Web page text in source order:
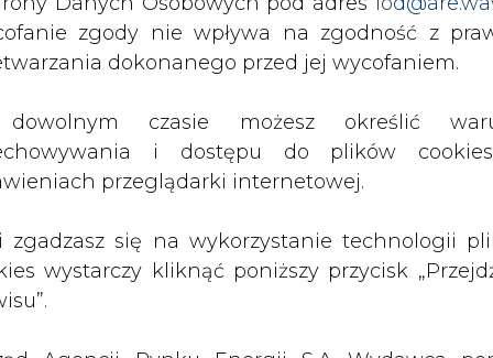
zgody nie wpływa na zgodność z
dokonanego przed jej wycofaniem.
czasie możesz określić
i dostępu do plików
przeglądarki internetowej.
zgadzasz się na wykorzystanie technologii
wystarczy kliknąć poniższy przycisk
treści marketingowych w postaci newslettera
w Warszawie.
Państwa danych osobowych, w tym informacje o
prywatności.